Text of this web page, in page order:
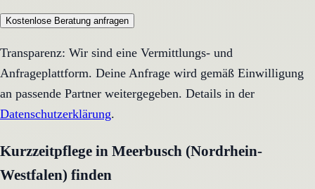
Kostenlose Beratung anfragen
Transparenz: Wir sind eine Vermittlungs- und
Anfrageplattform. Deine Anfrage wird gemäß Einwilligung
an passende Partner weitergegeben. Details in der
Datenschutzerklärung.
Kurzzeitpflege in Meerbusch (Nordrhein-
Westfalen) finden